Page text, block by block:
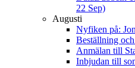
22 Sep)
Augusti
Nyfiken på:
Beställning
Anmälan till
Inbjudan till